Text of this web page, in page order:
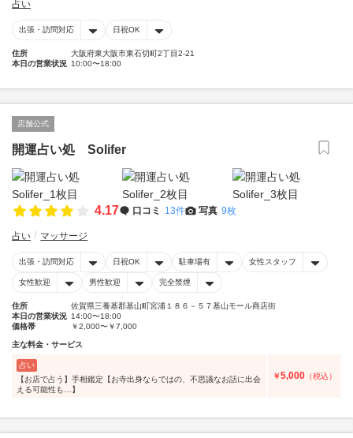
占い
出張・訪問対応 日祝OK
住所
大阪府東大阪市東石切町2丁目2-21
本日の営業状況 10:00〜18:00
店舗公式
開運占い処 Solifer
4.17 口コミ 13件 写真 9枚
占い マッサージ
出張・訪問対応 日祝OK 駐車場有 女性スタッフ
女性歓迎 男性歓迎 完全禁煙
住所
佐賀県三養基郡基山町宮浦１８６－５７基山モール商店街
本日の営業状況 14:00〜18:00
価格帯
￥2,000〜￥7,000
主な料金・サービス
占い
【お店で占う】手相鑑定【お寺出身ならではの、不思議なお話に出会
える可能性も…】
￥5,000 （税込）